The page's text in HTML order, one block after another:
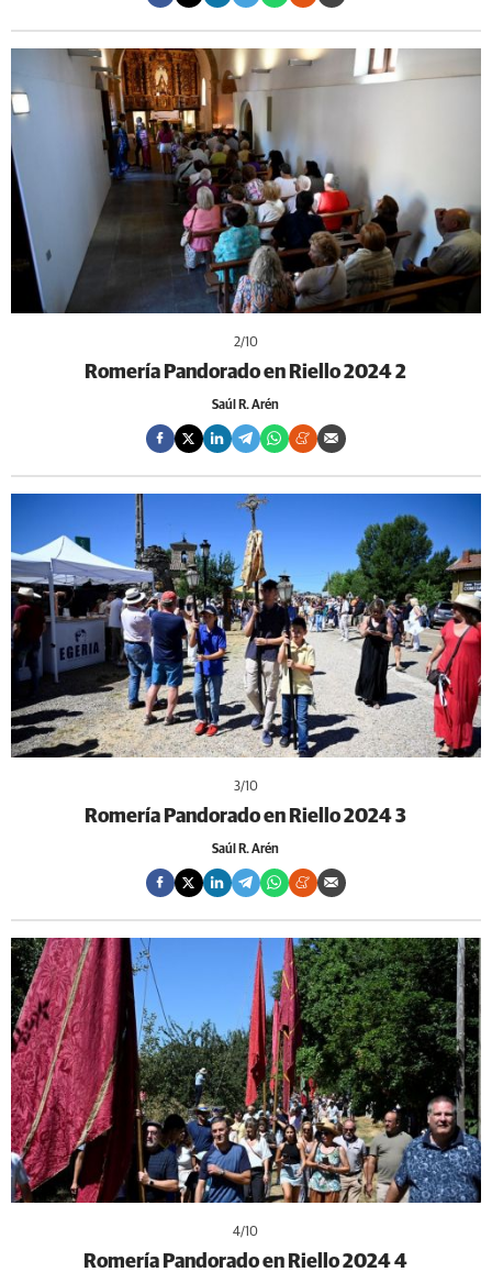
2/10
Romería Pandorado en Riello 2024 2
Saúl R. Arén
3/10
Romería Pandorado en Riello 2024 3
Saúl R. Arén
4/10
Romería Pandorado en Riello 2024 4